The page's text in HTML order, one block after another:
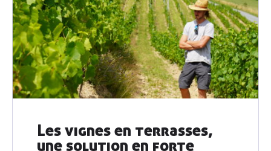
Les vignes en terrasses,
une solution en forte